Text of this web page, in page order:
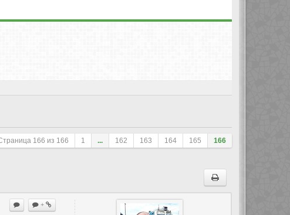
166 из 166 1 ... 162 163 164 165 166
+